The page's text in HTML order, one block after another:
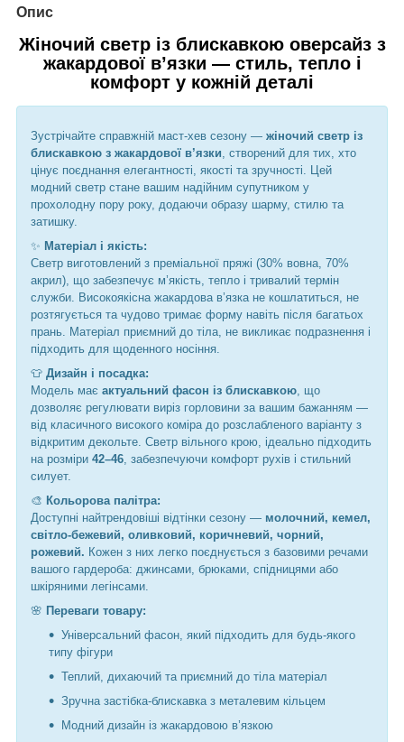
Опис
Жіночий светр із блискавкою оверсайз з
жакардової в’язки — стиль, тепло і
комфорт у кожній деталі
Зустрічайте справжній маст-хев сезону — жіночий светр із
блискавкою з жакардової в’язки, створений для тих, хто
цінує поєднання елегантності, якості та зручності. Цей
модний светр стане вашим надійним супутником у
прохолодну пору року, додаючи образу шарму, стилю та
затишку.
✨ Матеріал і якість:
Светр виготовлений з преміальної пряжі (30% вовна, 70%
акрил), що забезпечує м’якість, тепло і тривалий термін
служби. Високоякісна жакардова в’язка не кошлатиться, не
розтягується та чудово тримає форму навіть після багатьох
прань. Матеріал приємний до тіла, не викликає подразнення і
підходить для щоденного носіння.
👕 Дизайн і посадка:
Модель має актуальний фасон із блискавкою, що
дозволяє регулювати виріз горловини за вашим бажанням —
від класичного високого коміра до розслабленого варіанту з
відкритим декольте. Светр вільного крою, ідеально підходить
на розміри 42–46, забезпечуючи комфорт рухів і стильний
силует.
🎨 Кольорова палітра:
Доступні найтрендовіші відтінки сезону — молочний, кемел,
світло-бежевий, оливковий, коричневий, чорний,
рожевий. Кожен з них легко поєднується з базовими речами
вашого гардероба: джинсами, брюками, спідницями або
шкіряними легінсами.
🌸 Переваги товару:
Універсальний фасон, який підходить для будь-якого
типу фігури
Теплий, дихаючий та приємний до тіла матеріал
Зручна застібка-блискавка з металевим кільцем
Модний дизайн із жакардовою в’язкою